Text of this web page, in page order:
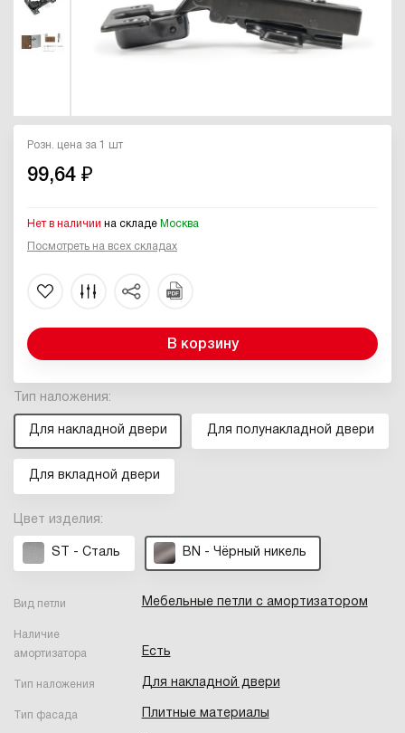
Тип наложения:
Для накладной двери Для полунакладной двери
Для вкладной двери
Цвет изделия:
ST - Сталь BN - Чёрный никель
Вид петли Мебельные петли с амортизатором
Наличие
амортизатора
Есть
Тип наложения Для накладной двери
Тип фасада Плитные материалы
Розн. цена за 1 шт
99,64 ₽
Нет в наличии на складе Москва
Посмотреть на всех складах
В корзину